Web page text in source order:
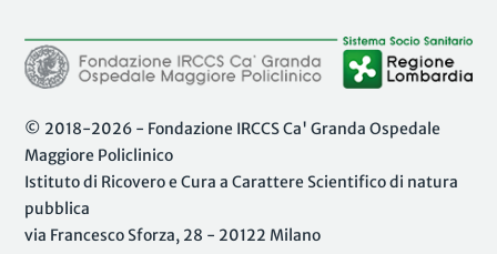
© 2018-2026 - Fondazione IRCCS Ca' Granda Ospedale
Maggiore Policlinico
Istituto di Ricovero e Cura a Carattere Scientifico di natura
pubblica
via Francesco Sforza, 28 - 20122 Milano